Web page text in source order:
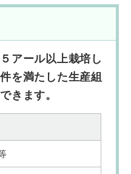
アール以上栽培し
を満たした生産組
きます。